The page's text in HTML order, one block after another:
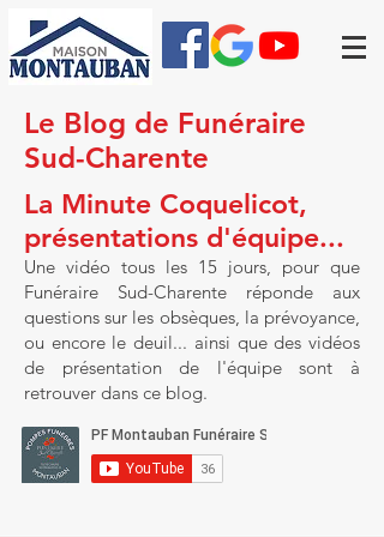
Le Blog de Funéraire
Sud-Charente
La Minute Coquelicot,
présentations d'équipe...
Une vidéo tous les 15 jours, pour que
Funéraire Sud-Charente réponde aux
questions sur les obsèques, la prévoyance,
ou encore le deuil... ainsi que des vidéos
de présentation de l'équipe sont à
retrouver dans ce blog.